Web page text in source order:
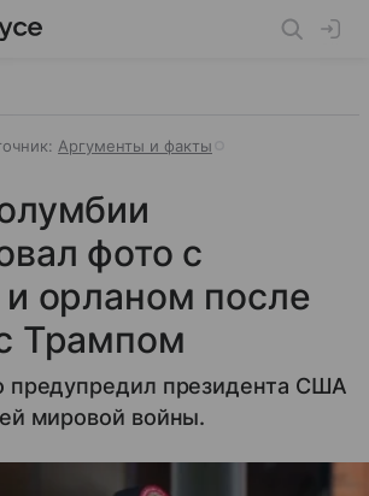
Аргументы и факты
фото с
орланом после
Трампом
предупредил президента США
мировой войны.